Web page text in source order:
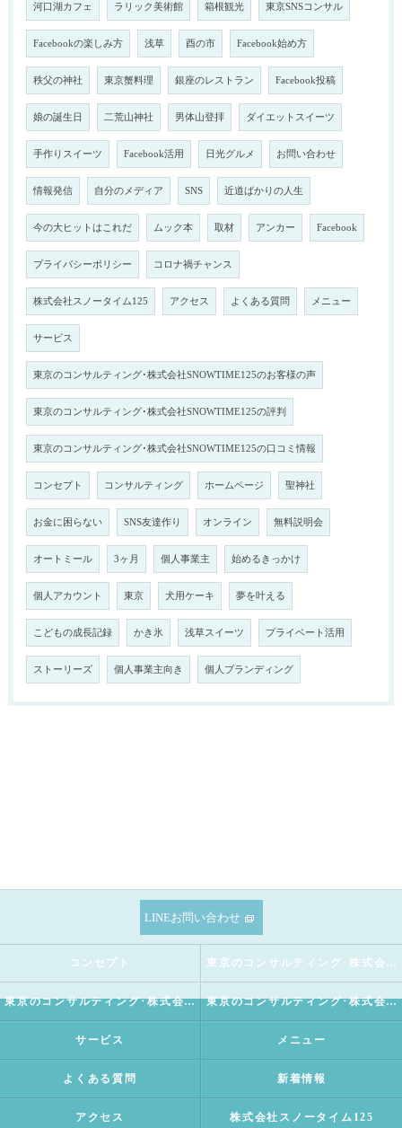
河口湖カフェ ラリック美術館 箱根観光 東京SNSコンサル
Facebookの楽しみ方 浅草 酉の市 Facebook始め方
秩父の神社 東京蟹料理 銀座のレストラン Facebook投稿
娘の誕生日 二荒山神社 男体山登拝 ダイエットスイーツ
手作りスイーツ Facebook活用 日光グルメ お問い合わせ
情報発信 自分のメディア SNS 近道ばかりの人生
今の大ヒットはこれだ ムック本 取材 アンカー Facebook
プライバシーポリシー コロナ禍チャンス
株式会社スノータイム125 アクセス よくある質問 メニュー
サービス
東京のコンサルティング･株式会社SNOWTIME125のお客様の声
東京のコンサルティング･株式会社SNOWTIME125の評判
東京のコンサルティング･株式会社SNOWTIME125の口コミ情報
コンセプト コンサルティング ホームページ 聖神社
お金に困らない SNS友達作り オンライン 無料説明会
オートミール 3ヶ月 個人事業主 始めるきっかけ
個人アカウント 東京 犬用ケーキ 夢を叶える
こどもの成長記録 かき氷 浅草スイーツ プライベート活用
ストーリーズ 個人事業主向き 個人ブランディング
LINEお問い合わせ
コンセプト 東京のコンサルティング･株式会社SNOWTIME125の口コミ情報
東京のコンサルティング･株式会社SNOWTIME125の評判 東京のコンサルティング･株式会社SNOWTIME125のお客様の声
サービス メニュー
よくある質問 新着情報
アクセス 株式会社スノータイム125